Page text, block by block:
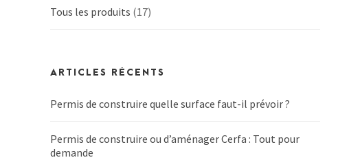
Tous les produits (17)
ARTICLES RÉCENTS
Permis de construire quelle surface faut-il prévoir ?
Permis de construire ou d’aménager Cerfa : Tout pour
demande